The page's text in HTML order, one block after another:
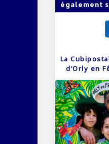
également
La
d’Orly en